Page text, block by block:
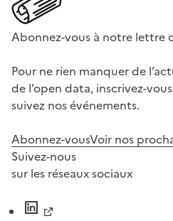
Abonnez-vous à notre lettre
Pour ne rien manquer de
de l’open data, inscrivez-
suivez nos événements.
Abonnez-vousVoir nos
Suivez-nous
sur les réseaux sociaux